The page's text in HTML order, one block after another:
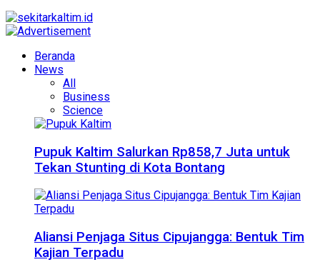
Beranda
News
All
Business
Science
Pupuk Kaltim Salurkan Rp858,7 Juta untuk
Tekan Stunting di Kota Bontang
Aliansi Penjaga Situs Cipujangga: Bentuk Tim
Kajian Terpadu